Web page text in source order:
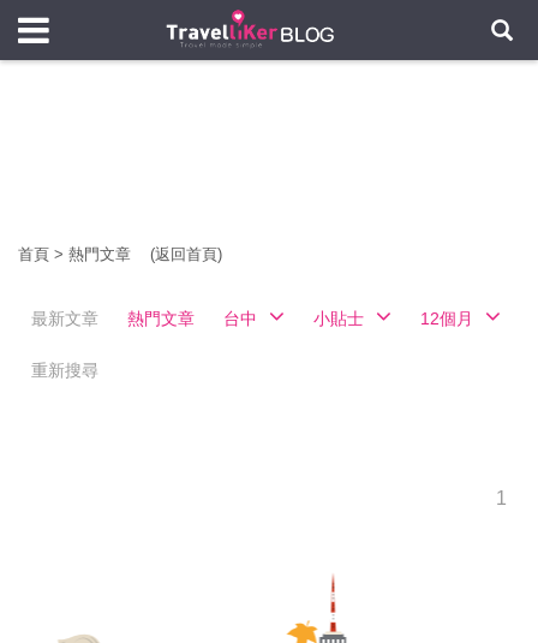
首頁 > 熱門文章 (返回首頁)
最新文章 熱門文章 台中 小貼士 12個月
重新搜尋
1